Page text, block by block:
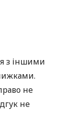
з іншими
не
не